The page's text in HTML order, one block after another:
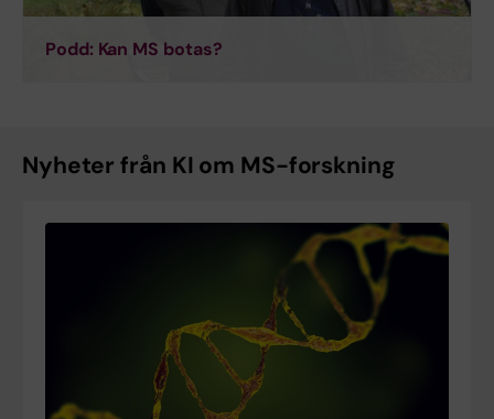
Podd: Kan MS botas?
Nyheter från KI om MS-forskning